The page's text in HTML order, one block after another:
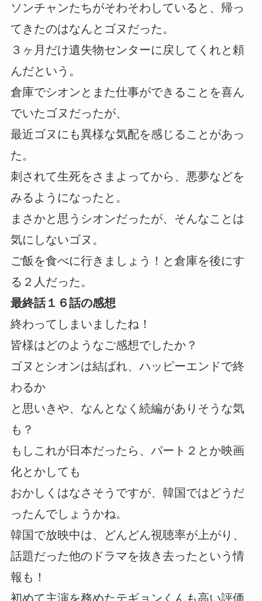
ソンチャンたちがそわそわしていると、帰っ
てきたのはなんとゴヌだった。
３ヶ月だけ遺失物センターに戻してくれと頼
んだという。
倉庫でシオンとまた仕事ができることを喜ん
でいたゴヌだったが、
最近ゴヌにも異様な気配を感じることがあっ
た。
刺されて生死をさまよってから、悪夢などを
みるようになったと。
まさかと思うシオンだったが、そんなことは
気にしないゴヌ。
ご飯を食べに行きましょう！と倉庫を後にす
る２人だった。
最終話１６話の感想
終わってしまいましたね！
皆様はどのようなご感想でしたか？
ゴヌとシオンは結ばれ、ハッピーエンドで終
わるか
と思いきや、なんとなく続編がありそうな気
も？
もしこれが日本だったら、パート２とか映画
化とかしても
おかしくはなさそうですが、韓国ではどうだ
ったんでしょうかね。
韓国で放映中は、どんどん視聴率が上がり、
話題だった他のドラマを抜き去ったという情
報も！
初めて主演を務めたテギョンくんも高い評価